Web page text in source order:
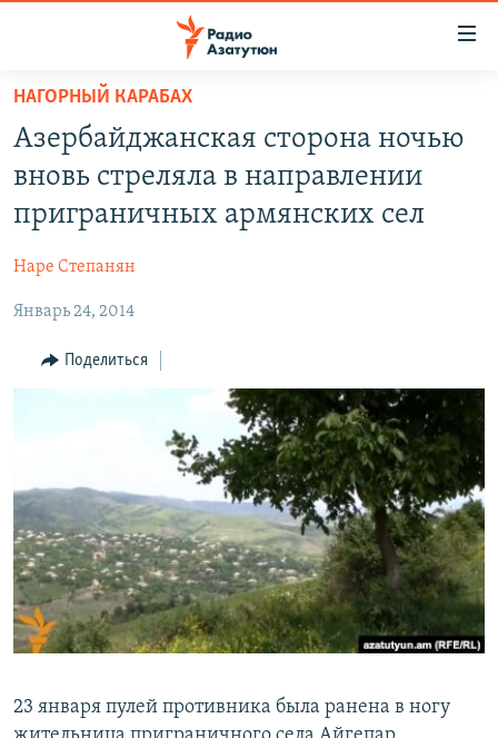
Перейти
основному
содержанию
основной
навигации
Перейти
поиску
ГЛАВНАЯ
НОВОСТИ
ЭКОНОМИКА
РЕГИОН
НАГОРНЫЙ КАРАБАХ
Հայերեն
English
Русский
НАГОРНЫЙ КАРАБАХ
Азербайджанская сторона ночью
вновь стреляла в направлении
приграничных армянских сел
Наре Степанян
Январь 24, 2014
Поделиться
23 января пулей противника была ранена в ногу